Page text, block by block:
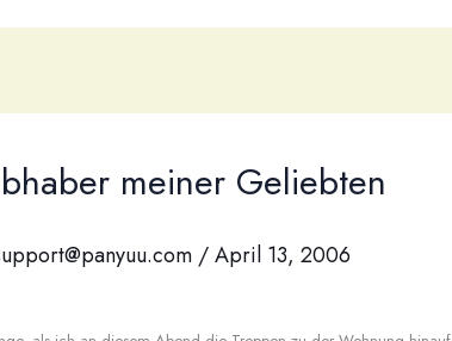
meiner Geliebten
/April 13, 2006